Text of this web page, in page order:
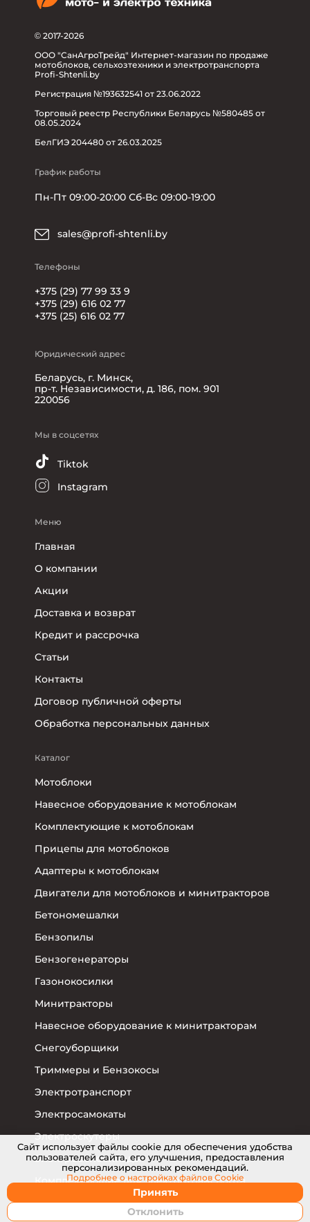
© 2017-2026
ООО "СанАгроТрейд" Интернет-магазин по продаже
мотоблоков, сельхозтехники и электротранспорта
Profi-Shtenli.by
Регистрация №193632541 от 23.06.2022
Торговый реестр Республики Беларусь №580485 от
08.05.2024
БелГИЭ 204480 от 26.03.2025
График работы
Пн-Пт 09:00-20:00 Сб-Вс 09:00-19:00
sales@profi-shtenli.by
Телефоны
+375 (29) 77 99 33 9
+375 (29) 616 02 77
+375 (25) 616 02 77
Юридический адрес
Беларусь, г. Минск,
пр-т. Независимости, д. 186, пом. 901
220056
Мы в соцсетях
Tiktok
Instagram
Меню
Главная
О компании
Акции
Доставка и возврат
Кредит и рассрочка
Статьи
Контакты
Договор публичной оферты
Обработка персональных данных
Каталог
Мотоблоки
Навесное оборудование к мотоблокам
Комплектующие к мотоблокам
Прицепы для мотоблоков
Адаптеры к мотоблокам
Двигатели для мотоблоков и минитракторов
Бетономешалки
Бензопилы
Бензогенераторы
Газонокосилки
Минитракторы
Навесное оборудование к минитракторам
Снегоуборщики
Триммеры и Бензокосы
Электротранспорт
Электросамокаты
Электроскутеры
Электровелосипеды
Комплектующие для электротранспорта
Cайт использует файлы cookie для обеспечения удобства
пользователей сайта, его улучшения, предоставления
персонализированных рекомендаций.
Принять
Отклонить
Подробнее о настройкахфайлов Cookie